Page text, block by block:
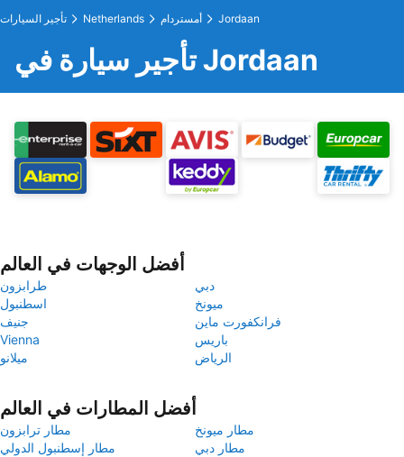
تأجير السيارات Netherlands أمستردام Jordaan
تأجير سيارة في Jordaan
أفضل الوجهات في العالم
طرابزون
دبي
اسطنبول
ميونخ
جنيف
فرانكفورت ماين
Vienna
باريس
ميلانو
الرياض
أفضل المطارات في العالم
مطار ترابزون
مطار ميونخ
مطار إسطنبول الدولي
مطار دبي